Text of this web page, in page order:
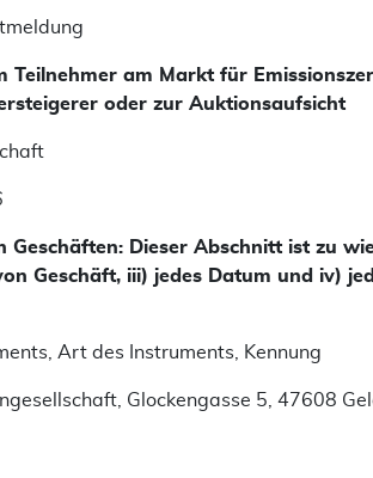
Teilnehmer am Markt für
oder zur Auktionsaufsicht
Geschäften: Dieser Abschnitt ist zu
Geschäft, iii) jedes Datum und iv)
Art des Instruments, Kennung
Glockengasse 5, 47608